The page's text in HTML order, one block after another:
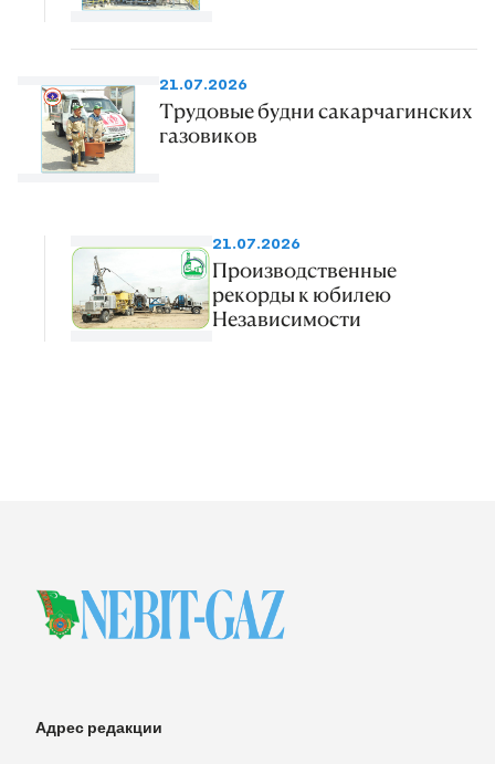
21.07.2026
Трудовые будни сакарчагинских
газовиков
21.07.2026
Производственные
рекорды к юбилею
Независимости
Адрес редакции